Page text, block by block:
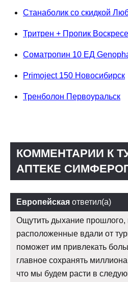
Станаболик со скидкой
Тритрен + Пропик
Соматропин 10 ЕД
Primoject 150 Новосибирск
Тренболон Первоуральск
КОММЕНТАРИИ К
АПТЕКЕ
Европейская ответил(а)
Ощутить дыхание прошлого,
расположенные вдали от
поможет им привлекать
главное сохранять
что мы будем расти в